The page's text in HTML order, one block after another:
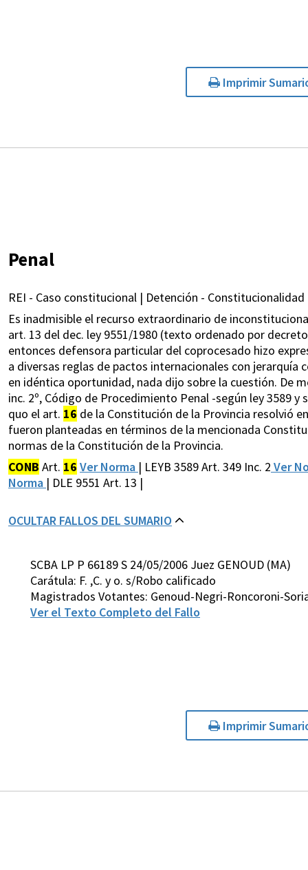
Imprimir
Penal
REI - Caso constitucional | Detención - Constitucionalidad
Es inadmisible el recurso extraordinario de
art. 13 del dec. ley 9551/1980 (texto ordenado por
entonces defensora particular del coprocesado hizo
a diversas reglas de pactos internacionales con
en idéntica oportunidad, nada dijo sobre la cuestión. De
inc. 2º, Código de Procedimiento Penal -según ley 3589
quo el art. 16 de la Constitución de la Provincia resolvió
fueron planteadas en términos de la mencionada
normas de la Constitución de la Provincia.
CONB Art. 16 Ver Norma | LEYB 3589 Art. 349 Inc. 2 Ver
Norma | DLE 9551 Art. 13 |
OCULTAR FALLOS DEL SUMARIO
SCBA LP P 66189 S 24/05/2006 Juez GENOUD (MA)
Carátula: F. ,C. y o. s/Robo calificado
Magistrados Votantes: Genoud-Negri-Roncoroni-
Ver el Texto Completo del Fallo
Imprimir